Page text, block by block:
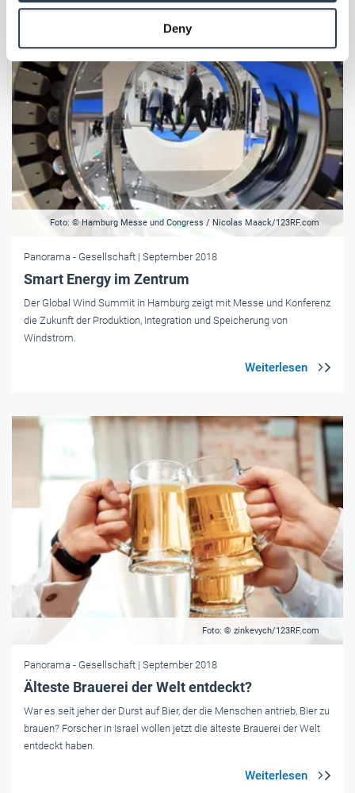
provided to them or that they’ve collected from your use
Weitere Informationen:Impressum Datenschutz
Deny
Foto: © Hamburg Messe und Congress / Nicolas Maack/123RF.com
Panorama - Gesellschaft | September 2018
Smart Energy im Zentrum
Der Global Wind Summit in Hamburg zeigt mit Messe und Konferenz
die Zukunft der Produktion, Integration und Speicherung von
Windstrom.
Foto: © zinkevych/123RF.com
Panorama - Gesellschaft | September 2018
Älteste Brauerei der Welt entdeckt?
War es seit jeher der Durst auf Bier, der die Menschen antrieb, Bier zu
brauen? Forscher in Israel wollen jetzt die älteste Brauerei der Welt
entdeckt haben.